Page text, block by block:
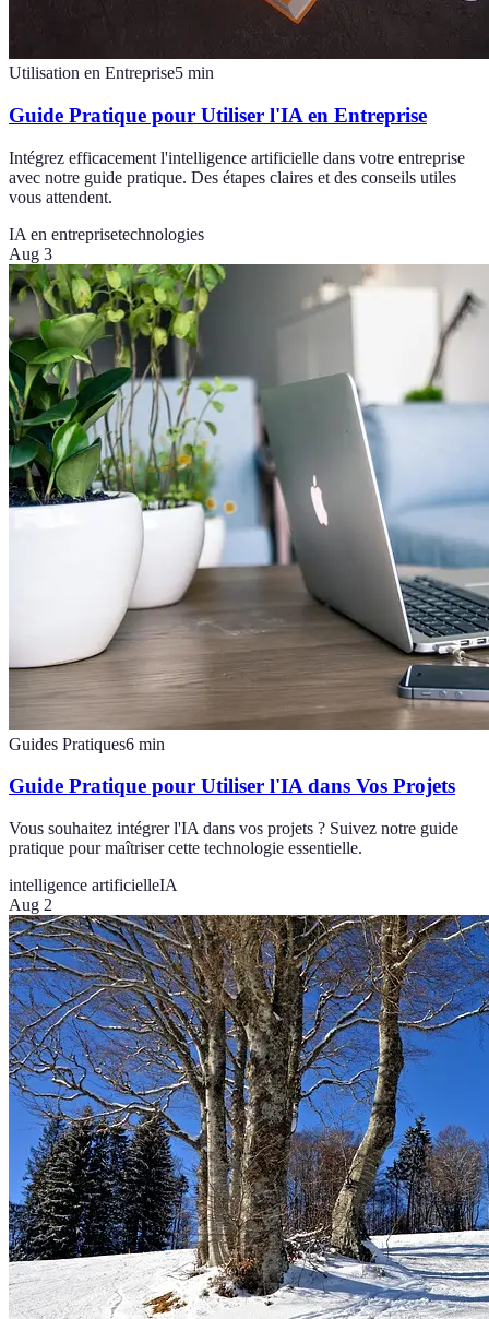
Utilisation en Entreprise5 min
Guide Pratique pour Utiliser l'IA en Entreprise
Intégrez efficacement l'intelligence artificielle dans votre entreprise
avec notre guide pratique. Des étapes claires et des conseils utiles
vous attendent.
IA en entreprisetechnologies
Aug 3
Guides Pratiques6 min
Guide Pratique pour Utiliser l'IA dans Vos Projets
Vous souhaitez intégrer l'IA dans vos projets ? Suivez notre guide
pratique pour maîtriser cette technologie essentielle.
intelligence artificielleIA
Aug 2